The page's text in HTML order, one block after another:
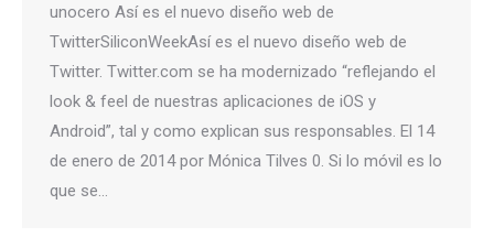
unocero Así es el nuevo diseño web de
TwitterSiliconWeekAsí es el nuevo diseño web de
Twitter. Twitter.com se ha modernizado “reflejando el
look & feel de nuestras aplicaciones de iOS y
Android”, tal y como explican sus responsables. El 14
de enero de 2014 por Mónica Tilves 0. Si lo móvil es lo
que se…